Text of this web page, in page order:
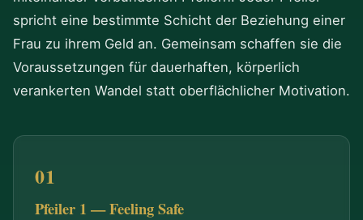
spricht eine bestimmte Schicht der Beziehung einer
Frau zu ihrem Geld an. Gemeinsam schaffen sie die
Voraussetzungen für dauerhaften, körperlich
verankerten Wandel statt oberflächlicher Motivation.
Pfeiler 1 — Feeling Safe